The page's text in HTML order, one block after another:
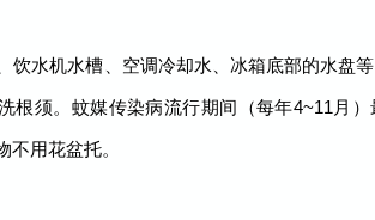
饮水机水槽、空调冷却水、冰箱底部的水盘等
根须。蚊媒传染病流行期间（每年4~11月
用花盆托。